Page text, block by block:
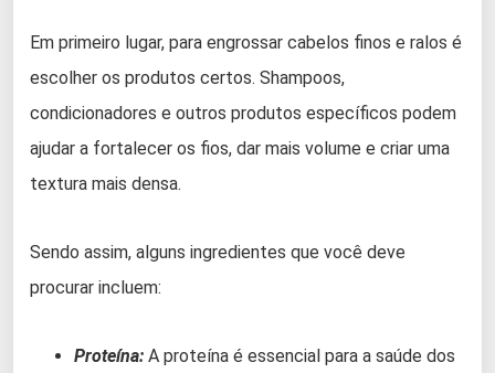
Em primeiro lugar, para engrossar cabelos finos e ralos é
escolher os produtos certos. Shampoos,
condicionadores e outros produtos específicos podem
ajudar a fortalecer os fios, dar mais volume e criar uma
textura mais densa.
Sendo assim, alguns ingredientes que você deve
procurar incluem:
Proteína: A proteína é essencial para a saúde dos